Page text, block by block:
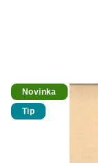
Novinka
Tip